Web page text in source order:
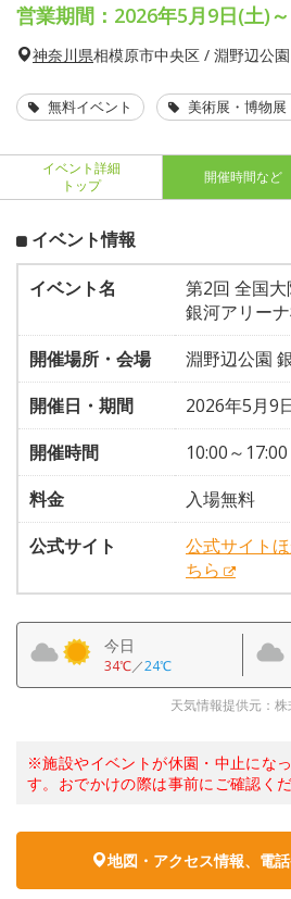
営業期間：2026年5月9日(土)
神奈川県相模原市中央区 / 淵野辺公
無料イベント 美術展・博物展
イベント詳細
トップ
開催時間など
イベント情報
イベント名
第2回 全国
銀河アリーナ
開催場所・会場
淵野辺公園
開催日・期間
2026年5月9
開催時間
10:00～17:00
料金
入場無料
公式サイト
公式サイト
ちら
今日
34℃／24℃
天気情報提供元：
※施設やイベントが休園・中止にな
す。おでかけの際は事前にご確認くだ
地図・アクセス情報、電